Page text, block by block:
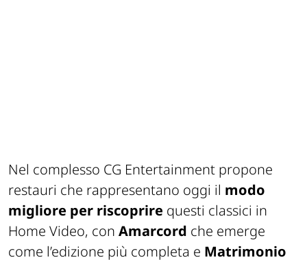
Nel complesso CG Entertainment propone
restauri che rappresentano oggi il modo
migliore per riscoprire questi classici in
Home Video, con Amarcord che emerge
come l’edizione più completa e Matrimonio